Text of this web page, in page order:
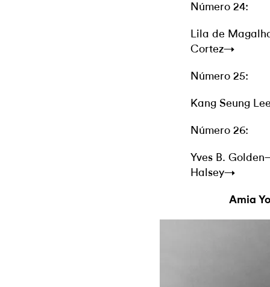
Número 24:
Lila de
Cortez→
Número 25:
Kang Seung
Número 26:
Yves B.
Halsey→
Amia